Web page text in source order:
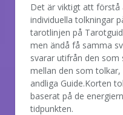
Det är viktigt att förstå
individuella tolkningar
tarotlinjen på
men ändå få samma
svarar utifrån den som
mellan den som
andliga Guide.Korten
baserat på de
tidpunkten.